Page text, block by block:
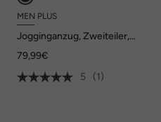
MEN PLUS
Jogginganzug, Zweiteiler,
79,99€
5
(1)